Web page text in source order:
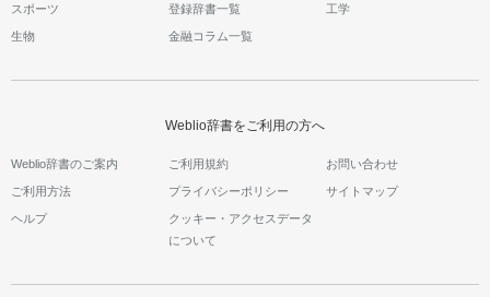
スポーツ 登録辞書一覧 工学
生物 金融コラム一覧
Weblio辞書をご利用の方へ
Weblio辞書のご案内 ご利用規約 お問い合わせ
ご利用方法 プライバシーポリシー サイトマップ
ヘルプ
クッキー・アクセスデータ
について